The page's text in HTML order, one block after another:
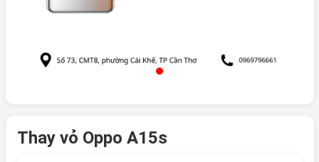
Thay vỏ Oppo A15s